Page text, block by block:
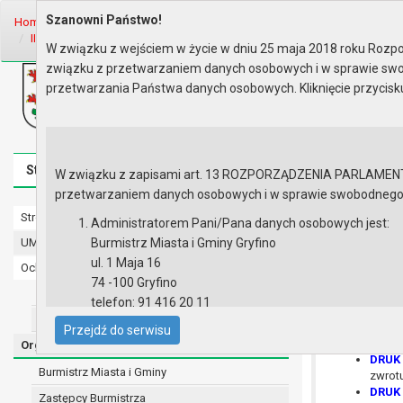
Home Organy Rada Miejska
II Sesja Rady - 23.05.2024
Biuletyn Informacji Publicznej
Urząd Miasta i Gminy w Gryfinie
Strona główna Mapa serwisu Aktualności
Strona główna
UMiG - telefony wewnętrzne
Ochrona danych osobowych
Urząd Miasta i Gminy w Gryfinie
Straż Miejska
Organy
Burmistrz Miasta i Gminy
Zastępcy Burmistrza
Materiały
Szanowni Państwo!
W związku z wejściem w życie w dniu 25 maja 2018 roku
związku z przetwarzaniem danych osobowych i w sprawie
przetwarzania Państwa danych osobowych. Kliknięcie
W związku z zapisami art. 13 ROZPORZĄDZENIA
przetwarzaniem danych osobowych i w sprawie
Administratorem Pani/Pana danych osobowych jest:
Burmistrz Miasta i Gminy Gryfino
ul. 1 Maja 16
74 -100 Gryfino
telefon: 91 416 20 11
e-mail:
burmistrz@gryfino.pl
Dane kontaktowe Inspektora Ochrony Danych:
telefon: 91 416 20 11
e-mail:iod@gryfino.pl
Przejdź do serwisu